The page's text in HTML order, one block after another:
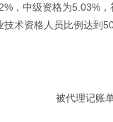
，中级资格为5.03%
术资格人员比例达到
被代理记账